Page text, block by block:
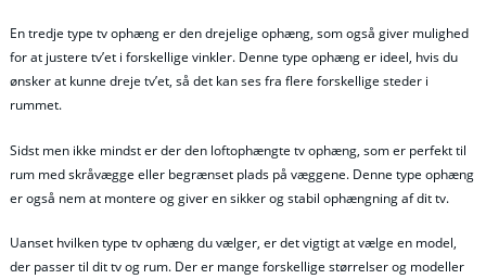
En tredje type tv ophæng er den drejelige ophæng, som også giver mulighed
for at justere tv’et i forskellige vinkler. Denne type ophæng er ideel, hvis du
ønsker at kunne dreje tv’et, så det kan ses fra flere forskellige steder i
rummet.
Sidst men ikke mindst er der den loftophængte tv ophæng, som er perfekt til
rum med skråvægge eller begrænset plads på væggene. Denne type ophæng
er også nem at montere og giver en sikker og stabil ophængning af dit tv.
Uanset hvilken type tv ophæng du vælger, er det vigtigt at vælge en model,
der passer til dit tv og rum. Der er mange forskellige størrelser og modeller